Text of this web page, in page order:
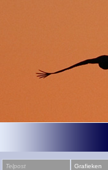
Telpost Grafieken